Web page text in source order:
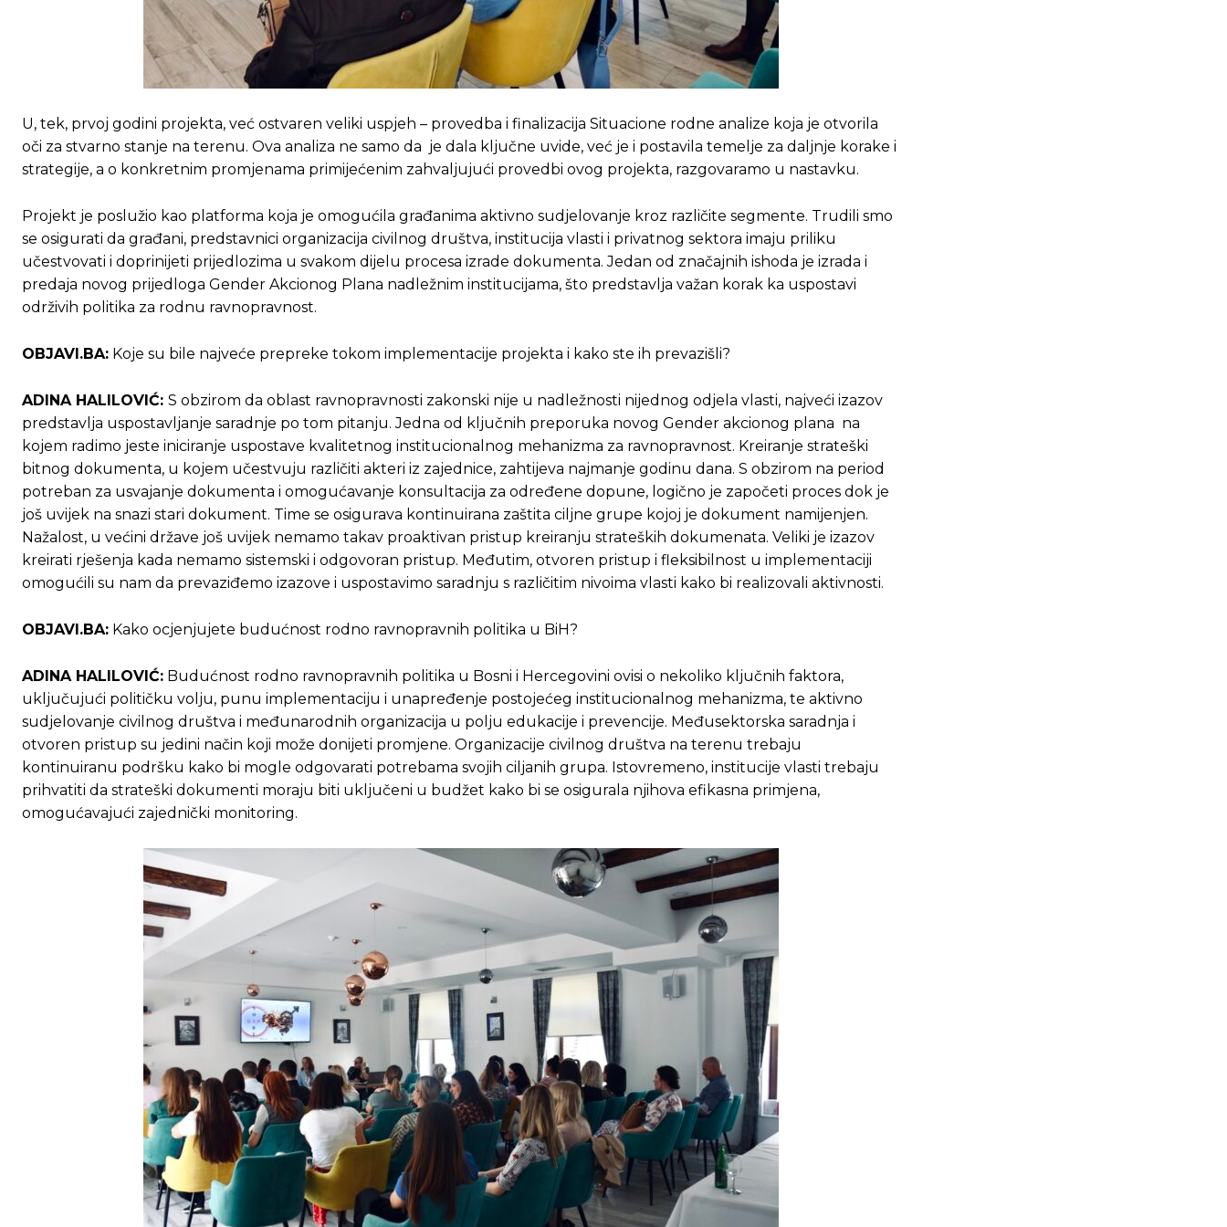
[wpuf_form id=”7463”]
[wpuf_form id=”7463”]
U, tek, prvoj godini projekta, već ostvaren veliki uspjeh – provedba i finalizacija Situacione rodne analize koja je otvorila
oči za stvarno stanje na terenu. Ova analiza ne samo da je dala ključne uvide, već je i postavila temelje za daljnje korake i
strategije, a o konkretnim promjenama primijećenim zahvaljujući provedbi ovog projekta, razgovaramo u nastavku.
Projekt je poslužio kao platforma koja je omogućila građanima aktivno sudjelovanje kroz različite segmente. Trudili smo
se osigurati da građani, predstavnici organizacija civilnog društva, institucija vlasti i privatnog sektora imaju priliku
učestvovati i doprinijeti prijedlozima u svakom dijelu procesa izrade dokumenta. Jedan od značajnih ishoda je izrada i
predaja novog prijedloga Gender Akcionog Plana nadležnim institucijama, što predstavlja važan korak ka uspostavi
održivih politika za rodnu ravnopravnost.
OBJAVI.BA: Koje su bile najveće prepreke tokom implementacije projekta i kako ste ih prevazišli?
ADINA HALILOVIĆ: S obzirom da oblast ravnopravnosti zakonski nije u nadležnosti nijednog odjela vlasti, najveći izazov
predstavlja uspostavljanje saradnje po tom pitanju. Jedna od ključnih preporuka novog Gender akcionog plana na
kojem radimo jeste iniciranje uspostave kvalitetnog institucionalnog mehanizma za ravnopravnost. Kreiranje strateški
bitnog dokumenta, u kojem učestvuju različiti akteri iz zajednice, zahtijeva najmanje godinu dana. S obzirom na period
potreban za usvajanje dokumenta i omogućavanje konsultacija za određene dopune, logično je započeti proces dok je
još uvijek na snazi stari dokument. Time se osigurava kontinuirana zaštita ciljne grupe kojoj je dokument namijenjen.
Nažalost, u većini države još uvijek nemamo takav proaktivan pristup kreiranju strateških dokumenata. Veliki je izazov
kreirati rješenja kada nemamo sistemski i odgovoran pristup. Međutim, otvoren pristup i fleksibilnost u implementaciji
omogućili su nam da prevaziđemo izazove i uspostavimo saradnju s različitim nivoima vlasti kako bi realizovali aktivnosti.
OBJAVI.BA: Kako ocjenjujete budućnost rodno ravnopravnih politika u BiH?
ADINA HALILOVIĆ: Budućnost rodno ravnopravnih politika u Bosni i Hercegovini ovisi o nekoliko ključnih faktora,
uključujući političku volju, punu implementaciju i unapređenje postojećeg institucionalnog mehanizma, te aktivno
sudjelovanje civilnog društva i međunarodnih organizacija u polju edukacije i prevencije. Međusektorska saradnja i
otvoren pristup su jedini način koji može donijeti promjene. Organizacije civilnog društva na terenu trebaju
kontinuiranu podršku kako bi mogle odgovarati potrebama svojih ciljanih grupa. Istovremeno, institucije vlasti trebaju
prihvatiti da strateški dokumenti moraju biti uključeni u budžet kako bi se osigurala njihova efikasna primjena,
omogućavajući zajednički monitoring.